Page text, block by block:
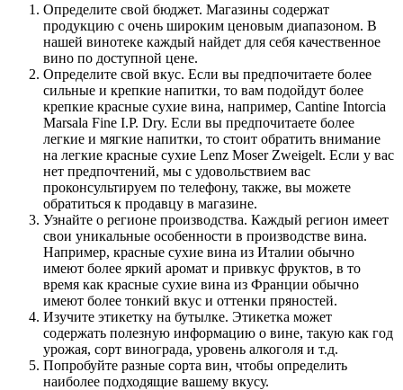
Определите свой бюджет. Магазины содержат
продукцию с очень широким ценовым диапазоном. В
нашей винотеке каждый найдет для себя качественное
вино по доступной цене.
Определите свой вкус. Если вы предпочитаете более
сильные и крепкие напитки, то вам подойдут более
крепкие красные сухие вина, например, Cantine Intorcia
Marsala Fine I.P. Dry. Если вы предпочитаете более
легкие и мягкие напитки, то стоит обратить внимание
на легкие красные сухие Lenz Moser Zweigelt. Если у вас
нет предпочтений, мы с удовольствием вас
проконсультируем по телефону, также, вы можете
обратиться к продавцу в магазине.
Узнайте о регионе производства. Каждый регион имеет
свои уникальные особенности в производстве вина.
Например, красные сухие вина из Италии обычно
имеют более яркий аромат и привкус фруктов, в то
время как красные сухие вина из Франции обычно
имеют более тонкий вкус и оттенки пряностей.
Изучите этикетку на бутылке. Этикетка может
содержать полезную информацию о вине, такую как год
урожая, сорт винограда, уровень алкоголя и т.д.
Попробуйте разные сорта вин, чтобы определить
наиболее подходящие вашему вкусу.